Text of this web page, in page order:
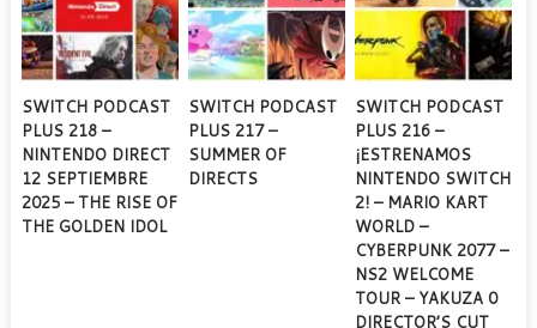
SWITCH PODCAST
PLUS 218 –
NINTENDO DIRECT
12 SEPTIEMBRE
2025 – THE RISE OF
THE GOLDEN IDOL
SWITCH PODCAST
PLUS 217 –
SUMMER OF
DIRECTS
SWITCH PODCAST
PLUS 216 –
¡ESTRENAMOS
NINTENDO SWITCH
2! – MARIO KART
WORLD –
CYBERPUNK 2077 –
NS2 WELCOME
TOUR – YAKUZA 0
DIRECTOR’S CUT